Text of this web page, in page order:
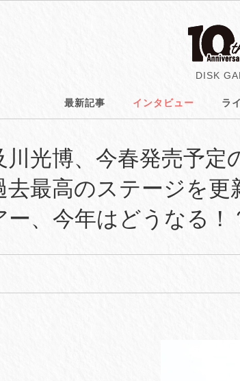
DISK
最新記事 インタビュー ラ
川光博、今春発売予定
去最高のステージを
ー、今年はどうなる！